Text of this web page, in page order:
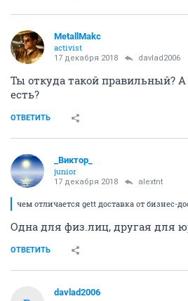
MetallMakc
activist
17 декабря 2018 davlad2006
Ты откуда такой правильный?
есть?
ОТВЕТИТЬ
_Виктор_
juniоr
17 декабря 2018 alextnt
чем отличается gett доставка от бизнес-
Одна для физ.лиц, другая для
ОТВЕТИТЬ
davlad2006